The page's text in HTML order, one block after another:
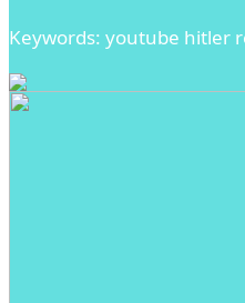
Keywords: youtube hitler